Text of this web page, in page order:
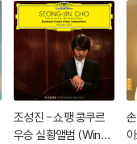
조성진 - 쇼팽 콩쿠르
우승 실황앨범 (Winne